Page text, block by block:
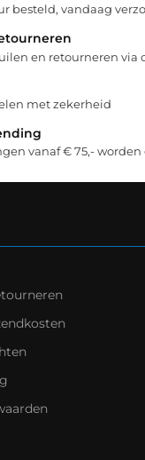
besteld, vandaag
en retourneren via
met zekerheid
vanaf € 75,- worden